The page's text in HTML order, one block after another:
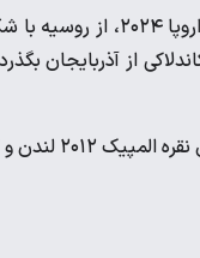
در وزن ۱۳۰ کیلوگرم
از آذربایجان